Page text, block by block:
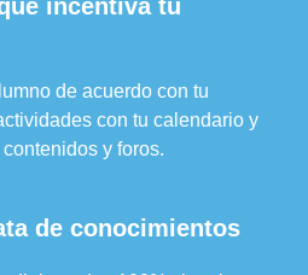
incentiva tu
de acuerdo con tu
con tu calendario y
y foros.
de conocimientos